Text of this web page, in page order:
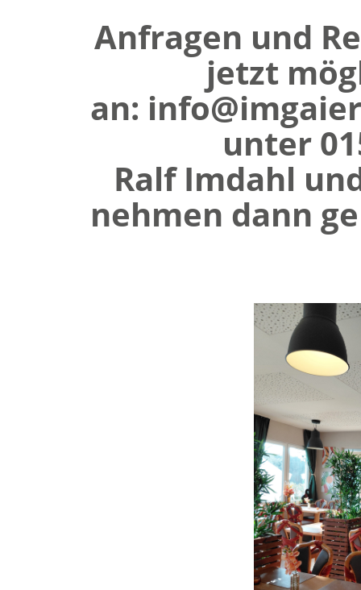
Anfragen und
jetzt
an:
unter
Ralf Imdahl
nehmen dann